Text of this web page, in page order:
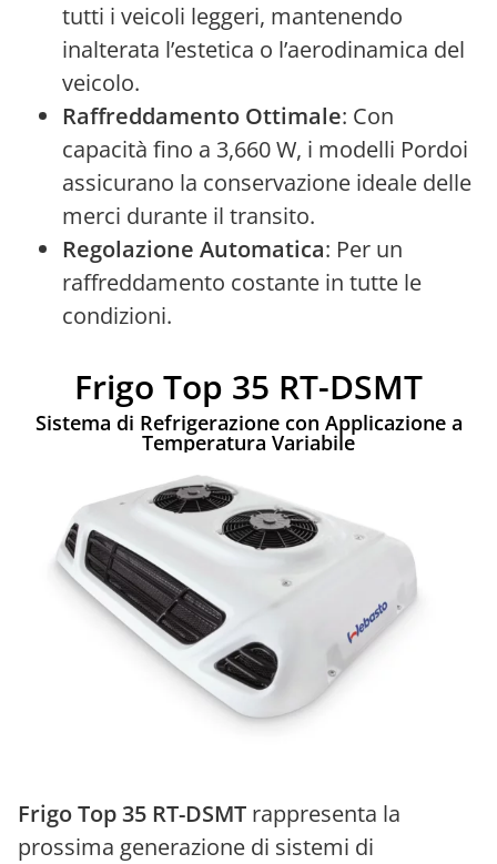
tutti i veicoli leggeri, mantenendo
inalterata l’estetica o l’aerodinamica del
veicolo.
Raffreddamento Ottimale: Con
capacità fino a 3,660 W, i modelli Pordoi
assicurano la conservazione ideale delle
merci durante il transito.
Regolazione Automatica: Per un
raffreddamento costante in tutte le
condizioni.
Frigo Top 35 RT-DSMT
Sistema di Refrigerazione con Applicazione a
Temperatura Variabile
Frigo Top 35 RT-DSMT rappresenta la
prossima generazione di sistemi di